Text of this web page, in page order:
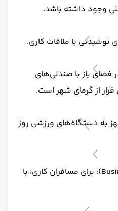
وجود داشته باشد.
نوشیدنی یا ملاقات کاری.
فضای باز با صندلی‌های
از گرمای شهر است.
به دستگاه‌های ورزشی روز
مرکز کسب‌وکار (Business Center): برای مسافران کاری، با